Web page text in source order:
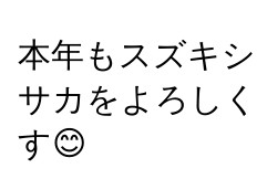
本年もスズキ
サカをよろし
す😊